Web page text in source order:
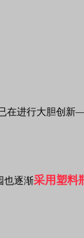
在进行大胆创
也逐渐采用塑料